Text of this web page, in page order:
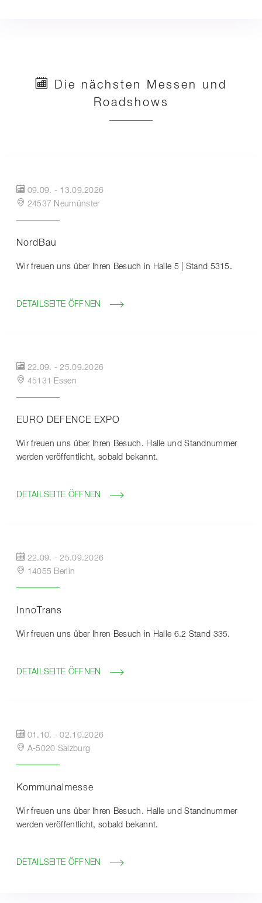
Die nächsten Messen und
Roadshows
09.09. - 13.09.2026
24537 Neumünster
NordBau
Wir freuen uns über Ihren Besuch in Halle 5 | Stand 5315.
DETAILSEITE ÖFFNEN
22.09. -25.09.2026
45131 Essen
EURO DEFENCE EXPO
Wir freuen uns über Ihren Besuch. Halle und Standnummer
werden veröffentlicht, sobald bekannt.
DETAILSEITE ÖFFNEN
22.09. -25.09.2026
14055 Berlin
InnoTrans
Wir freuen uns über Ihren Besuch in Halle 6.2 Stand 335.
DETAILSEITE ÖFFNEN
01.10. -02.10.2026
A-5020 Salzburg
Kommunalmesse
Wir freuen uns über Ihren Besuch. Halle und Standnummer
werden veröffentlicht, sobald bekannt.
DETAILSEITE ÖFFNEN